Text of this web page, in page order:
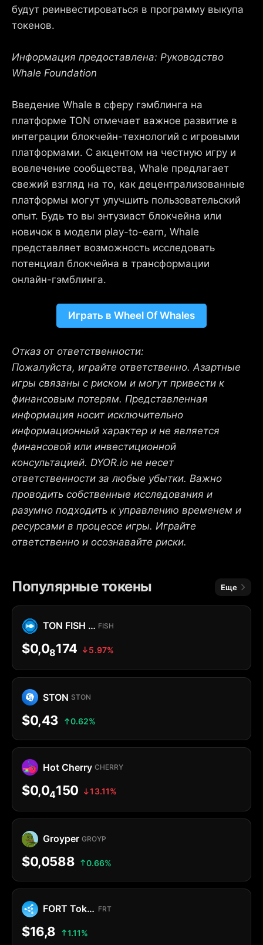
будут реинвестироваться в программу выкупа
токенов.
Информация предоставлена: Руководство
Whale Foundation
Введение Whale в сферу гэмблинга на
платформе TON отмечает важное развитие в
интеграции блокчейн-технологий с игровыми
платформами. С акцентом на честную игру и
вовлечение сообщества, Whale предлагает
свежий взгляд на то, как децентрализованные
платформы могут улучшить пользовательский
опыт. Будь то вы энтузиаст блокчейна или
новичок в модели play-to-earn, Whale
представляет возможность исследовать
потенциал блокчейна в трансформации
онлайн-гэмблинга.
Играть в Wheel Of Whales
Отказ от ответственности:
Пожалуйста, играйте ответственно. Азартные
игры связаны с риском и могут привести к
финансовым потерям. Представленная
информация носит исключительно
информационный характер и не является
финансовой или инвестиционной
консультацией. DYOR.io не несет
ответственности за любые убытки. Важно
проводить собственные исследования и
разумно подходить к управлению временем и
ресурсами в процессе игры. Играйте
ответственно и осознавайте риски.
Популярные токены Еще
TON FISH MEMECOIN FISH
$0,08174 5.97%
STON STON
$0,43 0.62%
Hot Cherry CHERRY
$0,04150 13.11%
Groyper GROYP
$0,0588 0.66%
FORT Token FRT
$16,8 1.11%